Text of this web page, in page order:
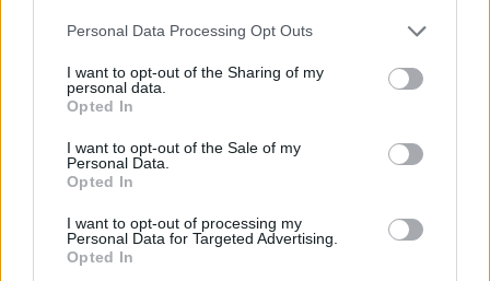
Please note that this website/app uses one or more Google
not limited to your visit or usage behaviour. You may click to
grant or deny consent to Google and its third-party tags to
use your data for below specified purposes in below Google
consent section.
Personal Data Processing Opt Outs
I want to opt-out of the Sharing of my
personal data.
Opted In
I want to opt-out of the Sale of my
Personal Data.
Opted In
I want to opt-out of processing my
Personal Data for Targeted Advertising.
Opted In
Εγγραφή Σύνδεση